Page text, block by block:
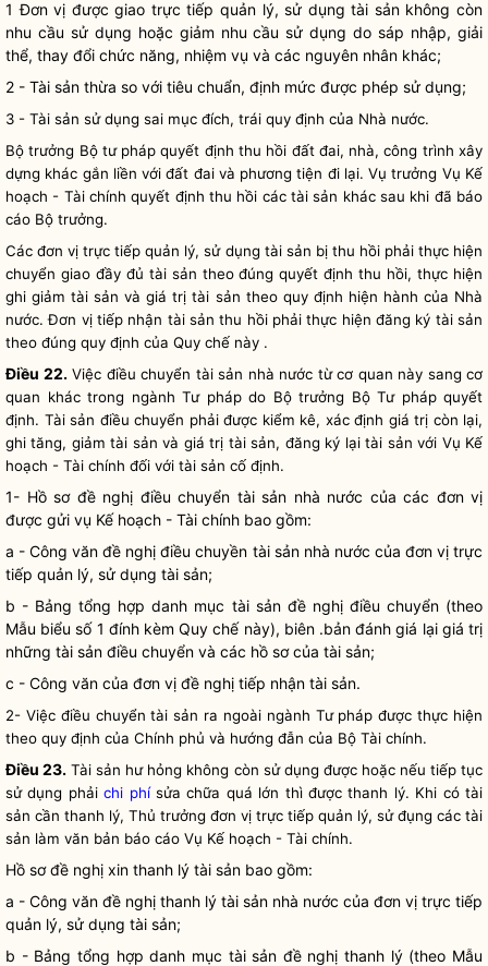
1 Đơn vị được giao trực tiếp quản lý, sử dụng tài sản không còn
nhu cầu sử dụng hoặc giảm nhu cầu sử dụng do sáp nhập, giải
thể, thay đổi chức năng, nhiệm vụ và các nguyên nhân khác;
2 - Tài sản thừa so với tiêu chuẩn, định mức được phép sử dụng;
3 - Tài sản sử dụng sai mục đích, trái quy định của Nhà nước.
Bộ trưởng Bộ tư pháp quyết định thu hồi đất đai, nhà, công trình xây
dựng khác gắn liền với đất đai và phương tiện đi lại. Vụ trưởng Vụ Kế
hoạch - Tài chính quyết định thu hồi các tài sản khác sau khi đã báo
cáo Bộ trưởng.
Các đơn vị trực tiếp quản lý, sử dụng tài sản bị thu hồi phải thực hiện
chuyển giao đầy đủ tài sản theo đúng quyết định thu hồi, thực hiện
ghi giảm tài sản và giá trị tài sản theo quy định hiện hành của Nhà
nước. Đơn vị tiếp nhận tài sản thu hồi phải thực hiện đăng ký tài sản
theo đúng quy định của Quy chế này .
Điều 22. Việc điều chuyển tài sản nhà nước từ cơ quan này sang cơ
quan khác trong ngành Tư pháp do Bộ trưởng Bộ Tư pháp quyết
định. Tài sản điều chuyển phải được kiểm kê, xác định giá trị còn lại,
ghi tăng, giảm tài sản và giá trị tài sản, đăng ký lại tài sản với Vụ Kế
hoạch - Tài chính đối với tài sản cố định.
1- Hồ sơ đề nghị điều chuyển tài sản nhà nước của các đơn vị
được gửi vụ Kế hoạch - Tài chính bao gồm:
a - Công văn đề nghị điều chuyền tài sản nhà nước của đơn vị trực
tiếp quản lý, sử dụng tài sản;
b - Bảng tổng hợp danh mục tài sản đề nghị điều chuyển (theo
Mẫu biểu số 1 đính kèmQuy chếnày), biên .bản đánh giá lại giá trị
những tài sản điều chuyển và các hồ sơ của tài sản;
c - Công văn của đơn vị đề nghị tiếp nhận tài sản.
2- Việc điều chuyển tài sản ra ngoài ngành Tư pháp được thực hiện
theo quy định của Chính phủ và hướng đẫn của Bộ Tài chính.
Điều 23. Tài sản hư hỏng không còn sử dụng được hoặc nếu tiếp tục
sử dụng phảichi phísửa chữa quá lớn thì được thanh lý. Khi có tài
sản cần thanh lý, Thủ trưởng đơn vị trực tiếp quản lý, sử đụng các tài
sản làm văn bản báo cáo Vụ Kế hoạch - Tài chính.
Hồ sơ đề nghị xin thanh lý tài sản bao gồm:
a - Công văn đề nghị thanh lý tài sản nhà nước của đơn vị trực tiếp
quản lý, sử dụng tài sản;
b - Bảng tổng hợp danh mục tài sản đề nghị thanh lý (theo Mẫu